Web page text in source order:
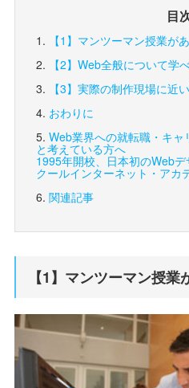
目
【1】マンツーマン授業が
【2】Web全般について学
【3】実際の制作現場に近
おわりに
Web業界への就転職・キ
と考えている方へ
1995年開校、日本初のWeb
クールインターネット・アカ
関連記事
【1】マンツーマン授業